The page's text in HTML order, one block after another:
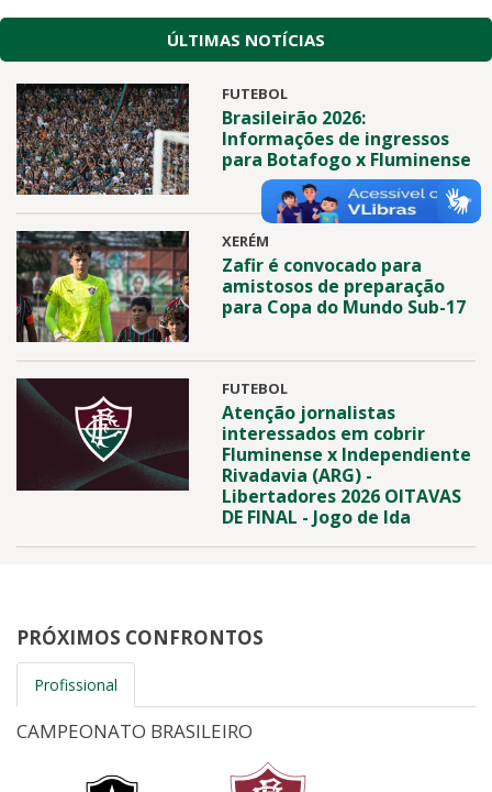
ÚLTIMAS NOTÍCIAS
FUTEBOL
Brasileirão 2026:
Informações de ingressos
para Botafogo x Fluminense
XERÉM
Zafir é convocado para
amistosos de preparação
para Copa do Mundo Sub-17
FUTEBOL
Atenção jornalistas
interessados em cobrir
Fluminense x Independiente
Rivadavia (ARG) -
Libertadores 2026 OITAVAS
DE FINAL - Jogo de Ida
PRÓXIMOS CONFRONTOS
Profissional
CAMPEONATO BRASILEIRO